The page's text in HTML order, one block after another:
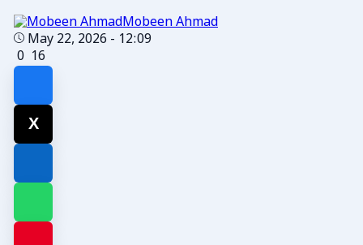
Mobeen Ahmad
May 22, 2026 - 12:09
0 16